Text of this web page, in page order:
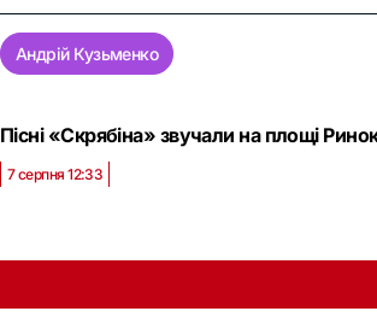
Андрій Кузьменко
Пісні «Скрябіна» звучали на площі
7 серпня 12:33